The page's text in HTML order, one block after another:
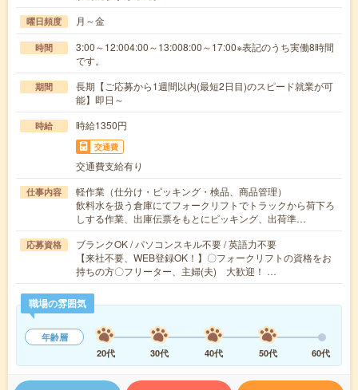
曜日頻度 月～金
時間
3:00～12:004:00～13:008:00～17:00※表記のうち実働8時間
です。
期間
長期【ご応募から1週間以内(最短2日目)のスピード就業が可
能】即日～
時給 時給1350円
交通費
交通費支給有り
仕事内容
軽作業（仕分け・ピッキング・検品、商品管理）
飲料水を扱う倉庫にてフォークリフトでトラックから荷下ろ
しする作業、出庫伝票をもとにピッキング、出荷準…
応募資格
ブランクOK / パソコンスキル不要 / 英語力不要
【来社不要、WEB登録OK！】〇フォークリフトの資格をお
持ちの方〇フリーター、主婦(夫) 大歓迎！ …
職場の雰囲気
年齢層
20代
30代 40代 50代 60代